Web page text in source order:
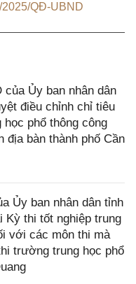
QĐ-UBND
Ủy ban nhân dân
điều chỉnh chỉ tiêu
phổ thông công
địa bàn thành phố Cần
Ủy ban nhân dân tỉnh
Kỳ thi tốt nghiệp trung
với các môn thi mà
trường trung học phổ